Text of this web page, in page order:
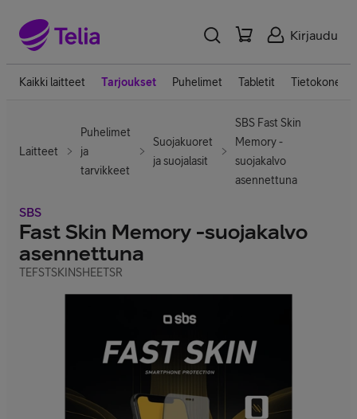
Kirjaudu
Kaikki laitteet Tarjoukset Puhelimet Tabletit Tietokoneet
Laitteet
Puhelimet
ja
tarvikkeet
Suojakuoret
ja suojalasit
SBS Fast Skin
Memory -
suojakalvo
asennettuna
SBS
Fast Skin Memory -suojakalvo
asennettuna
TEFSTSKINSHEETSR